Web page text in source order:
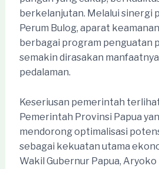
berkelanjutan. Melalui sinergi
Perum Bulog, aparat
berbagai program penguatan
semakin dirasakan
pedalaman.
Keseriusan pemerintah
Pemerintah Provinsi Papua
mendorong optimalisasi
sebagai kekuatan utama
Wakil Gubernur Papua, Aryoko